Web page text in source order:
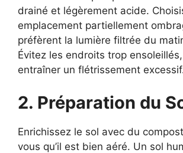
drainé et légèrement acide.
emplacement partiellement
préfèrent la lumière filtrée du
Évitez les endroits trop
entraîner un flétrissement
2. Préparation du
Enrichissez le sol avec du
vous qu’il est bien aéré. Un sol